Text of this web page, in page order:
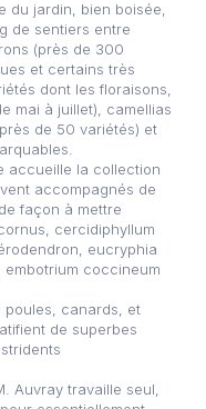
du jardin, bien boisée,
de sentiers entre
(près de 300
et certains très
dont les floraisons,
mai à juillet), camellias
de 50 variétés) et
accueille la collection
accompagnés de
façon à mettre
cercidiphyllum
eucryphia
coccineum
poules, canards, et
de superbes
Auvray travaille seul,